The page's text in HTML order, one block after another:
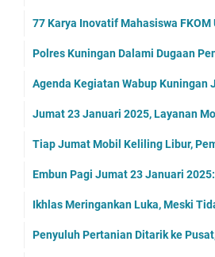
77 Karya Inovatif Mahasiswa FKOM
Polres Kuningan Dalami Dugaan
Agenda Kegiatan Wabup Kuningan
Jumat 23 Januari 2025, Layanan
Tiap Jumat Mobil Keliling Libur,
Embun Pagi Jumat 23 Januari
Ikhlas Meringankan Luka, Meski
Penyuluh Pertanian Ditarik ke